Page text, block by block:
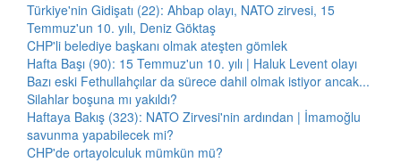
Türkiye'nin Gidişatı (22): Ahbap olayı, NATO zirvesi, 15
Temmuz'un 10. yılı, Deniz Göktaş
CHP'li belediye başkanı olmak ateşten gömlek
Hafta Başı (90): 15 Temmuz'un 10. yılı | Haluk Levent olayı
Bazı eski Fethullahçılar da sürece dahil olmak istiyor ancak...
Silahlar boşuna mı yakıldı?
Haftaya Bakış (323): NATO Zirvesi'nin ardından | İmamoğlu
savunma yapabilecek mi?
CHP'de ortayolculuk mümkün mü?